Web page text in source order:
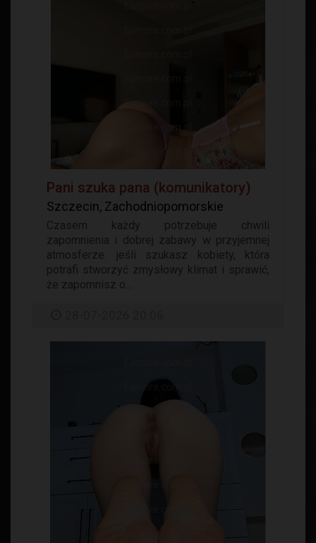
Pani szuka pana (komunikatory)
Szczecin, Zachodniopomorskie
Czasem każdy potrzebuje chwili
zapomnienia i dobrej zabawy w przyjemnej
atmosferze. jeśli szukasz kobiety, która
potrafi stworzyć zmysłowy klimat i sprawić,
że zapomnisz o...